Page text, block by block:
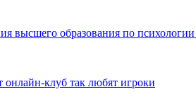
высшего образования по психологии
клуб так любят игроки